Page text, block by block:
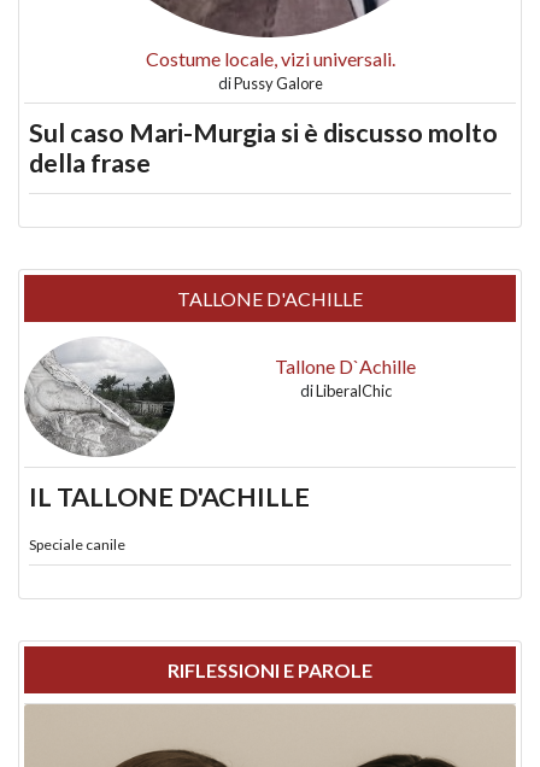
Costume locale, vizi universali.
diPussy Galore
Sul caso Mari-Murgia si è discusso molto
della frase
TALLONE D'ACHILLE
Tallone D`Achille
diLiberalChic
IL TALLONE D'ACHILLE
Speciale canile
RIFLESSIONI E PAROLE